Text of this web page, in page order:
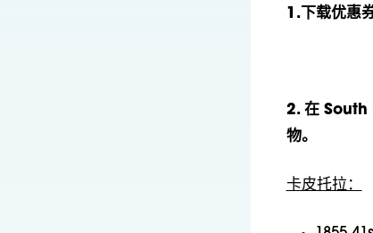
1.下载优惠券
2. 在 South
物。
卡皮托拉：